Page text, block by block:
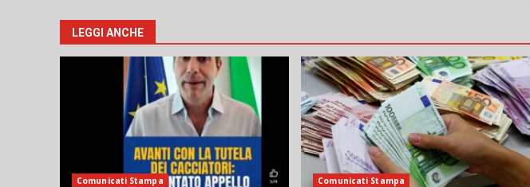
LEGGI ANCHE
Comunicati Stampa Comunicati Stampa